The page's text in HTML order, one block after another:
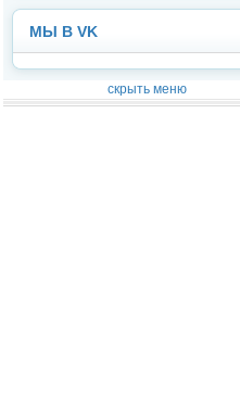
МЫ В VK
скрыть меню